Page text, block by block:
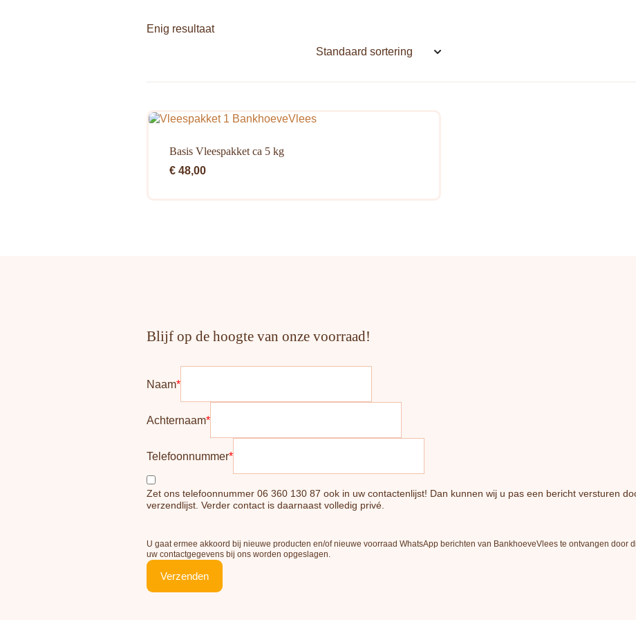
Enig resultaat
Basis Vleespakket ca 5 kg
€ 48,00
Blijf op de hoogte van onze voorraad!
Naam*
Achternaam*
Telefoonnummer*
Zet ons telefoonnummer 06 360 130 87 ook in uw contactenlijst! Dan kunnen wij u pas een bericht versturen
verzendlijst. Verder contact is daarnaast volledig privé.
U gaat ermee akkoord bij nieuwe producten en/of nieuwe voorraad WhatsApp berichten van BankhoeveVlees te ontvangen door
uw contactgegevens bij ons worden opgeslagen.
Verzenden